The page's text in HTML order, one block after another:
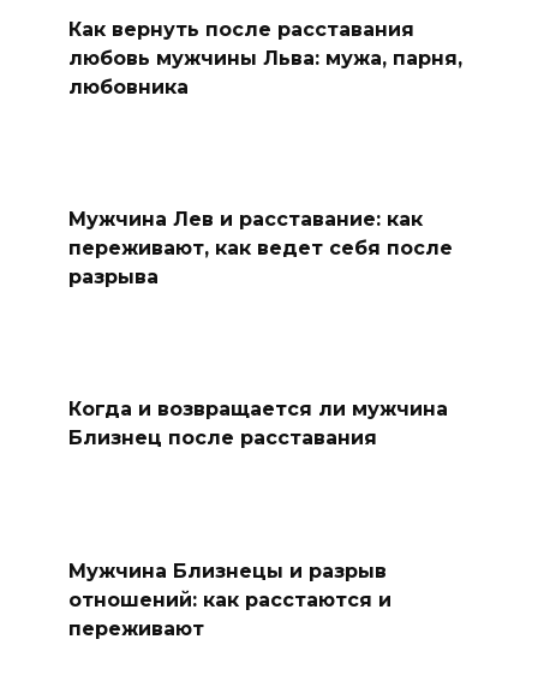
Как вернуть после расставания
любовь мужчины Льва: мужа, парня,
любовника
Мужчина Лев и расставание: как
переживают, как ведет себя после
разрыва
Когда и возвращается ли мужчина
Близнец после расставания
Мужчина Близнецы и разрыв
отношений: как расстаются и
переживают